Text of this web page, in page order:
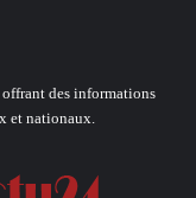
des informations
et nationaux.